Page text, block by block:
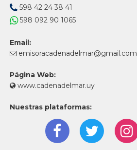
598 42 24 38 41
598 092 90 1065
Email:
emisoracadenadelmar@gmail.com
Página Web:
www.cadenadelmar.uy
Nuestras plataformas: